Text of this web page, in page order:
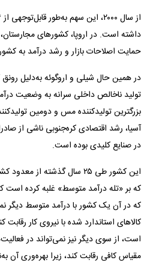
داشته است. در اروپا، کشور‌های
حمایت اصلاحات بازار و رشد درآمد به
تولید ناخالص داخلی سرانه به وضعیت
بزرگترین تولیدکننده مس و دومین
آسیا، رشد اقتصادی کره‌جنوبی ناشی از
در صنایع کلیدی بوده است.
این کشور طی ۲۵ سال گذشته
که بر «تله درآمد متوسط» غلبه کرده
که در آن یک کشور با درآمد متوسط دیگر
کالا‌های استاندارد شده با نیروی کار رقابت
است، از سوی دیگر نیز نمی‌تواند در
مقیاس کافی رقابت کند، زیرا بهره‌وری آن